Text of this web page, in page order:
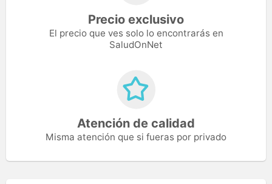
Precio exclusivo
El precio que ves solo lo encontrarás en
SaludOnNet
Atención de calidad
Misma atención que si fueras por privado